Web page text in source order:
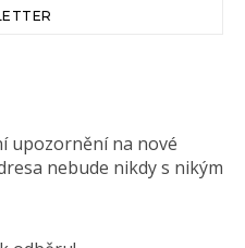
upozornění na nové
nebude nikdy s nikým